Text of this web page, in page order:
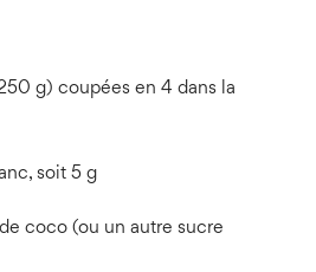
g) coupées en 4 dans la
soit 5 g
coco (ou un autre sucre